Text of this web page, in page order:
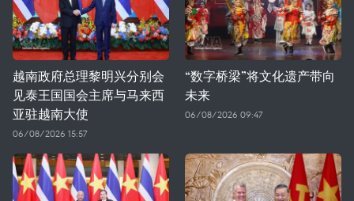
越南政府总理黎明兴分别会
见泰王国国会主席与马来西
亚驻越南大使
06/08/2026 15:57
“数字桥梁”将文化遗产带向
未来
06/08/2026 09:47